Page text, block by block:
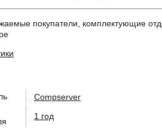
покупатели, комплектующие
Compserver
1 год